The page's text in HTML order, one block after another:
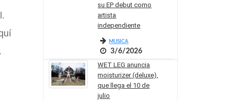
su EP debut como
artista
independiente
MUSICA
3/6/2026
WET LEG anuncia
moisturizer (deluxe),
que llega el 10 de
julio